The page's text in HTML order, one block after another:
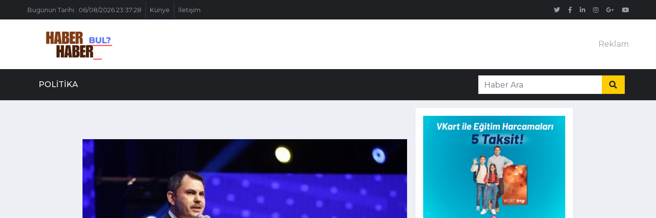
Bugünün Tarihi : 06/08/2026 23:37:28 Künye İletişim
Reklam
POLITIKA